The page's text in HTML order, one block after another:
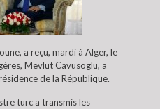
a reçu, mardi à Alger, le
Mevlut Cavusoglu, a
de la République.
turc a transmis les